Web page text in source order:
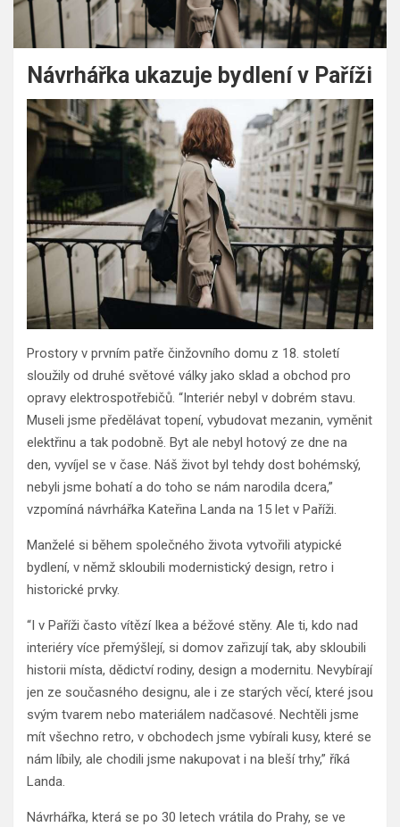
Návrhářka ukazuje bydlení v Paříži
Prostory v prvním patře činžovního domu z 18. století
sloužily od druhé světové války jako sklad a obchod pro
opravy elektrospotřebičů. “Interiér nebyl v dobrém stavu.
Museli jsme předělávat topení, vybudovat mezanin, vyměnit
elektřinu a tak podobně. Byt ale nebyl hotový ze dne na
den, vyvíjel se v čase. Náš život byl tehdy dost bohémský,
nebyli jsme bohatí a do toho se nám narodila dcera,”
vzpomíná návrhářka Kateřina Landa na 15 let v Paříži.
Manželé si během společného života vytvořili atypické
bydlení, v němž skloubili modernistický design, retro i
historické prvky.
“I v Paříži často vítězí Ikea a béžové stěny. Ale ti, kdo nad
interiéry více přemýšlejí, si domov zařizují tak, aby skloubili
historii místa, dědictví rodiny, design a modernitu. Nevybírají
jen ze současného designu, ale i ze starých věcí, které jsou
svým tvarem nebo materiálem nadčasové. Nechtěli jsme
mít všechno retro, v obchodech jsme vybírali kusy, které se
nám líbily, ale chodili jsme nakupovat i na bleší trhy,” říká
Landa.
Návrhářka, která se po 30 letech vrátila do Prahy, se ve